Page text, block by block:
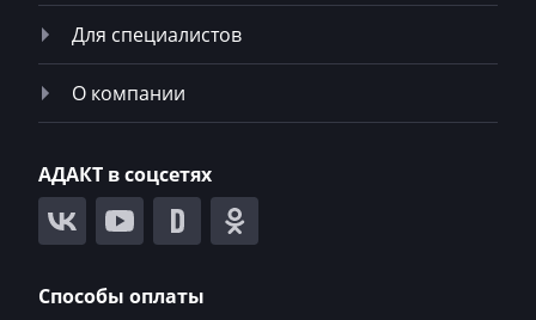
ВАЗ (Lada)
ГАЗ
ЗАЗ
ЗИЛ
КАвЗ
Для специалистов
О компании
АДАКТ в соцсетях
Способы оплаты